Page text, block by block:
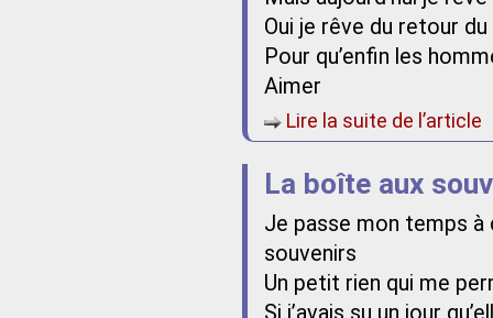
Oui je rêve du retour
Pour qu’enfin les
Aimer
Lire la suite de l’article
La boîte aux
Je passe mon temps à
souvenirs
Un petit rien qui me